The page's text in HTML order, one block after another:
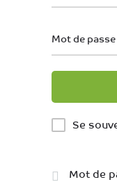
Mot de passe
Se
Mot de